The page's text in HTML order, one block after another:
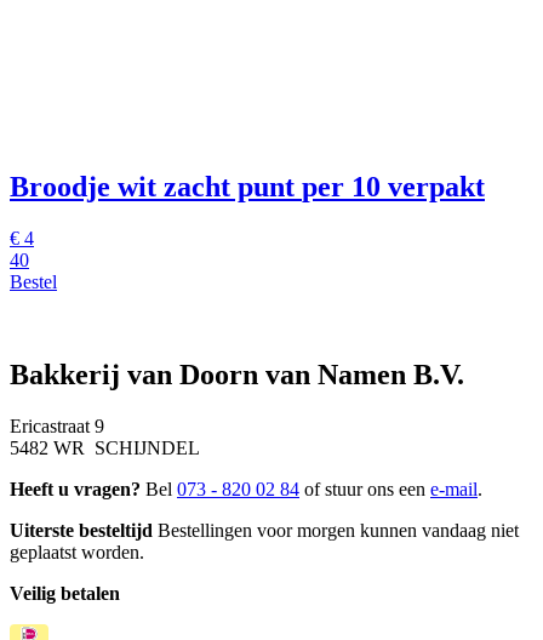
Broodje wit zacht punt per 10 verpakt
€ 4
40
Bestel
Bakkerij van Doorn van Namen B.V.
Ericastraat 9
5482 WR SCHIJNDEL
Heeft u vragen? Bel 073 - 820 02 84 of stuur ons een e-mail.
Uiterste besteltijd Bestellingen voor morgen kunnen vandaag niet
geplaatst worden.
Veilig betalen